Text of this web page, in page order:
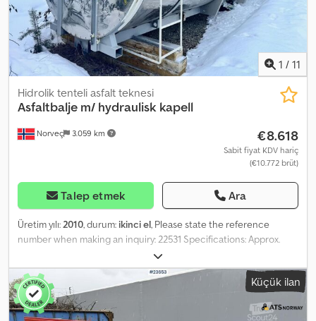
1 / 11
Norveç 3.059 km
Hidrolik tenteli asfalt teknesi
Asfaltbalje m/ hydraulisk kapell
€8.618
Sabit fiyat KDV hariç
(€10.772 brüt)
Talep etmek Ara
Üretim yılı:2010, durum: ikinci el, Please state the reference
number when making an inquiry: 22531 Specifications: Approx.
year of manufacture: 2010 Previously mounted on a 3-axle truck
Approx. 13 m³ capacity (according to owner) Hydraulic tarpaulin
cover Immediately available for delivery Own weight: 11 Model:
Approx. 2010 Asphalt body with hydraulic cover Dwsdpfx
Adezqknwjhea = Further information = Intended use: Freight
Küçük ilan